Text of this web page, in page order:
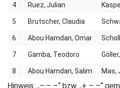
4 Ruez, Julian
5 Brutscher, Claudia
6 Abou Hamdan, Omar
7 Gamba, Teodoro
8 Abou Hamdan, Salim Mas,
Hinweis: „– – –“ bzw. „+ – –“